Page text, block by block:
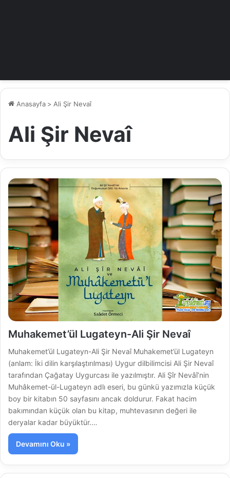
Anasayfa > Ali Şir Nevaî
Ali Şir Nevaî
Muhakemet’ül Lugateyn-Ali Şir Nevaî
Muhakemet’ül Lugateyn-Ali Şir Nevaî Muhakemet’ül Lugateyn
(anlam: İki dilin karşılaştırılması) Uygur dilbilimcisi Ali Şir Nevaî
tarafından Çağatay Uygurcası ile yazılmıştır. Ali Şîr Nevâî’nin
Muhâkemet-ül-Lugateyn adlı eseri, bu günkü yazımızla küçük
boy bir kitabın 50 sayfasını ancak doldurur. Fakat hacim
bakımından küçük olan bu kitap, muhtevasının değeri ile
deryalar kadar büyüktür.…
Devamını Oku »